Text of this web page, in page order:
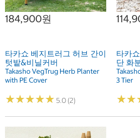
184,900원
타카쇼 베지트러그 허브 간이
텃밭&비닐커버
Takasho VegTrug Herb Planter
with PE Cover
★★★★★
★★★★★ 5.0 (2)
타카
단 화
3 Tier
★★
★★